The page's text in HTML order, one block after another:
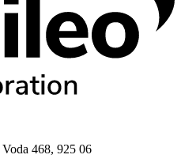
468, 925 06